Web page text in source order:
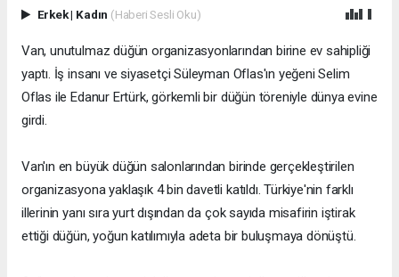
Erkek| Kadın (Haberi Sesli Oku)
Van, unutulmaz düğün organizasyonlarından birine ev sahipliği
yaptı. İş insanı ve siyasetçi Süleyman Oflas'ın yeğeni Selim
Oflas ile Edanur Ertürk, görkemli bir düğün töreniyle dünya evine
girdi.
Van'ın en büyük düğün salonlarından birinde gerçekleştirilen
organizasyona yaklaşık 4 bin davetli katıldı. Türkiye'nin farklı
illerinin yanı sıra yurt dışından da çok sayıda misafirin iştirak
ettiği düğün, yoğun katılımıyla adeta bir buluşmaya dönüştü.